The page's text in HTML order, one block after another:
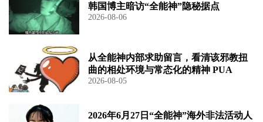
韩国博主暗访“全能神”隐秘据点
2026-08-06
从全能神内部求助留言，看清该邪教扭
曲的相处环境与常态化的精神 PUA
2026-08-05
2026年6月27日“全能神”海外非法活动人